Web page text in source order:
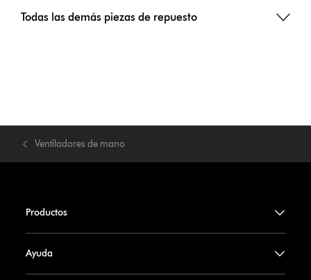
Todas las demás piezas de repuesto
Ventiladores de mano
Productos
Ayuda